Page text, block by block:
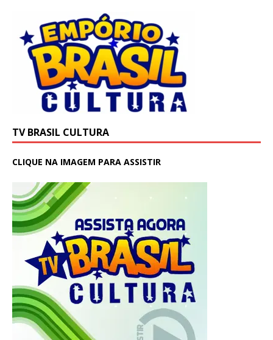
TV BRASIL CULTURA
CLIQUE NA IMAGEM PARA ASSISTIR